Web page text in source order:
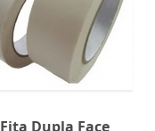
Fita Dupla Face